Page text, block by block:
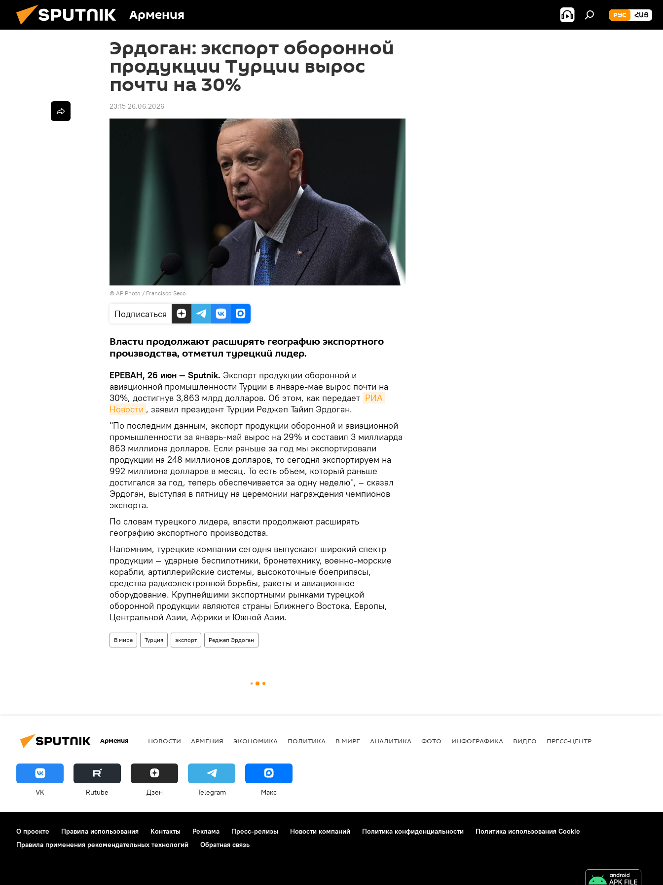
Армения РУС ՀԱՅ
Эрдоган: экспорт оборонной
продукции Турции вырос
почти на 30%
23:15 26.06.2026
© AP Photo / Francisco Seco
Подписаться
Власти продолжают расширять географию экспортного
производства, отметил турецкий лидер.
ЕРЕВАН, 26 июн — Sputnik. Экспорт продукции оборонной и
авиационной промышленности Турции в январе-мае вырос почти на
30%, достигнув 3,863 млрд долларов. Об этом, как передает РИА
Новости , заявил президент Турции Реджеп Тайип Эрдоган.
"По последним данным, экспорт продукции оборонной и авиационной
промышленности за январь-май вырос на 29% и составил 3 миллиарда
863 миллиона долларов. Если раньше за год мы экспортировали
продукции на 248 миллионов долларов, то сегодня экспортируем на
992 миллиона долларов в месяц. То есть объем, который раньше
достигался за год, теперь обеспечивается за одну неделю", – сказал
Эрдоган, выступая в пятницу на церемонии награждения чемпионов
экспорта.
По словам турецкого лидера, власти продолжают расширять
географию экспортного производства.
Напомним, турецкие компании сегодня выпускают широкий спектр
продукции — ударные беспилотники, бронетехнику, военно-морские
корабли, артиллерийские системы, высокоточные боеприпасы,
средства радиоэлектронной борьбы, ракеты и авиационное
оборудование. Крупнейшими экспортными рынками турецкой
оборонной продукции являются страны Ближнего Востока, Европы,
Центральной Азии, Африки и Южной Азии.
В мире Турция экспорт Реджеп Эрдоган
Армения НОВОСТИ АРМЕНИЯ ЭКОНОМИКА ПОЛИТИКА В МИРЕ АНАЛИТИКА ФОТО ИНФОГРАФИКА ВИДЕО ПРЕСС-ЦЕНТР
VK Rutube Дзен Telegram Макс
О проекте Правила использования Контакты Реклама Пресс-релизы Новости компаний Политика конфиденциальности
Политика использования Cookie
Правила применения рекомендательных технологий
Обратная связь